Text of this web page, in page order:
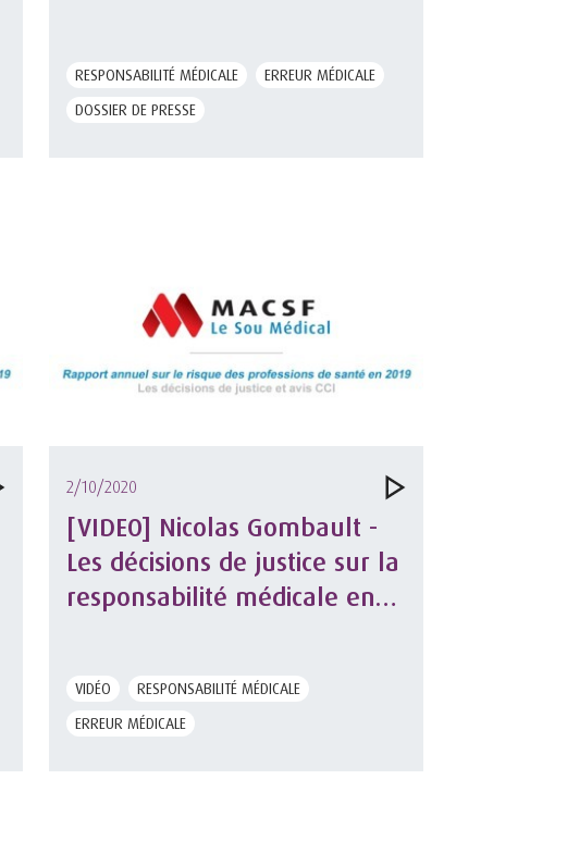
RESPONSABILITÉ MÉDICALE
ERREUR MÉDICALE
DOSSIER DE PRESSE
2/10/2020
[VIDEO] Nicolas Gombault -
Les décisions de justice sur la
responsabilité médicale en
VIDÉO
RESPONSABILITÉ MÉDICALE
ERREUR MÉDICALE